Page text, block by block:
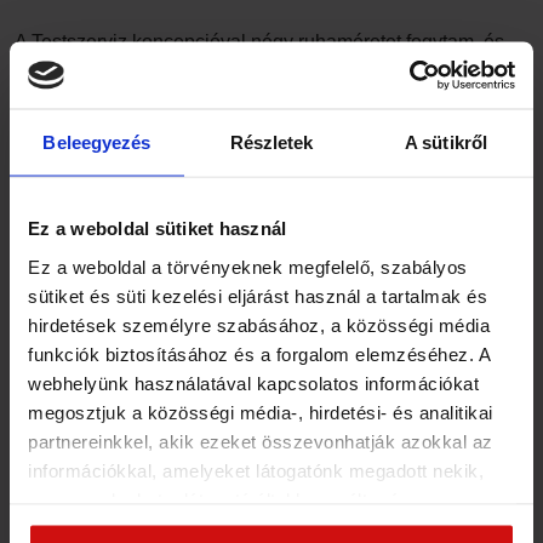
Beleegyezés Részletek A sütikről
Ez a weboldal sütiket használ
Ez a weboldal a törvényeknek megfelelő, szabályos
sütiket és süti kezelési eljárást használ a tartalmak és
hirdetések személyre szabásához, a közösségi média
funkciók biztosításához és a forgalom elemzéséhez. A
webhelyünk használatával kapcsolatos információkat
megosztjuk a közösségi média-, hirdetési- és analitikai
partnereinkkel, akik ezeket összevonhatják azokkal az
információkkal, amelyeket látogatónk megadott nekik,
szolgáltatásokból gyűjtöttek. Elfogadásával segíti a
A Testszerviz koncepcióval négy ruhaméretet fogytam, és
most boldog, elégedett, kiteljesedett önmagam vagyok
Dr. Agócs Gabriella pszichológus. Nagyon sok embernek
segít a legkülönbözőbb modern módszerrel. Sok páciense
meghízott és sehogyan sem tudta leadni a plusz kilókat, bár
pontosan ismerte gyarapodásának lelki hátterét. Ez volt az
a ritka eset, amikor úgy érezte, hogy most neki is segítségre
van szüksége, és nem lelkire, hanem testire.
Továbbolvasom ezt a bejegyzést:
SIKERTÖRTÉNET – GABI CSODÁLATOS
ÁTALAKULÁSA A TESTSZERVIZ KONCEPCIÓVAL